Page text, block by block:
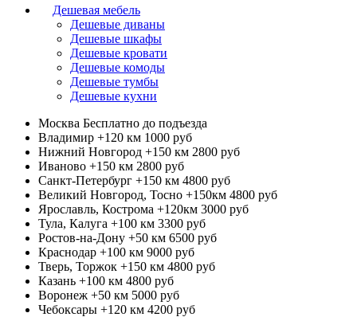
Дешевая мебель
Дешевые диваны
Дешевые шкафы
Дешевые кровати
Дешевые комоды
Дешевые тумбы
Дешевые кухни
Москва Бесплатно до подъезда
Владимир +120 км 1000 руб
Нижний Новгород +150 км 2800 руб
Иваново +150 км 2800 руб
Санкт-Петербург +150 км 4800 руб
Великий Новгород, Тосно +150км 4800 руб
Ярославль, Кострома +120км 3000 руб
Тула, Калуга +100 км 3300 руб
Ростов-на-Дону +50 км 6500 руб
Краснодар +100 км 9000 руб
Тверь, Торжок +150 км 4800 руб
Казань +100 км 4800 руб
Воронеж +50 км 5000 руб
Чебоксары +120 км 4200 руб